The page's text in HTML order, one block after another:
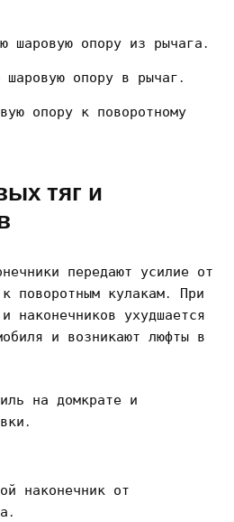
шаровую опору из рычага․
шаровую опору в рычаг․
опору к поворотному
тяг и
передают усилие от
поворотным кулакам․ При
наконечников ухудшается
и возникают люфты в
на домкрате и
наконечник от